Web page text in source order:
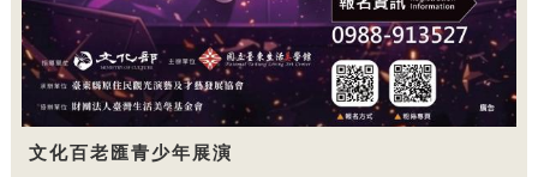
文化百老匯青少年展演